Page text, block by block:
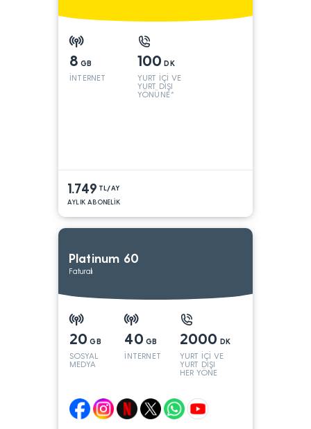
8 GB
İNTERNET
100 DK
YURT İÇİ VE
YURT DIŞI
YÖNÜNE*
1.749 TL/AY
AYLIK ABONELİK
Platinum 60
Faturalı
20 GB
SOSYAL
MEDYA
40 GB
İNTERNET
2000 DK
YURT İÇİ VE
YURT DIŞI
HER YÖNE